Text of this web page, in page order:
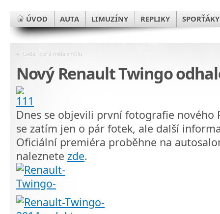
ÚVOD AUTA LIMUZÍNY REPLIKY SPORŤÁKY
« Lada, která měla smůlu
Nový Renault Twingo
Dnes se objevili první fotografie nového
se zatím jen o pár fotek, ale další
Oficiální premiéra proběhne na
naleznete zde.